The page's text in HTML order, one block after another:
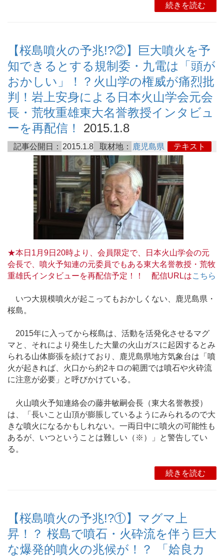
続きを読む
【桜島噴火の予兆!?②】巨大噴火を予
知できるとする規制委・九電は「頭が
おかしい」！？火山学の権威が痛烈批
判！岩上安身による日本火山学会元会
長・荒牧重雄東大名誉教授インタビュ
ーを再配信！
2015.1.8
記事公開日： 2015.1.8 取材地： 鹿児島県 テキスト
★本日1月9日20時より、会員限定で、日本火山学会の元
会長で、噴火予知連の元委員でもある東大名誉教授・荒牧
重雄氏インタビューを再配信予定！！ 配信URLはこちら
いつ大規模噴火が起こってもおかしくない、鹿児島県・
桜島。
2015年に入ってから桜島は、活動を活発化させるマグ
マと、それにより発生した大量の火山ガスに起因するとみ
られる山体膨張を続けており、鹿児島県地方気象台は「噴
火が起きれば、火口から約2キロの範囲では噴石や火砕流
に注意が必要」と呼びかけている。
火山噴火予知連絡会の藤井敏嗣会長（東大名誉教授）
は、「長いこと山頂が膨脹しているようにみられるので大
きな噴火になるかもしれない。一両日中に噴火の可能性も
あるが、いつということは難しい（※）」と警告してい
る。
続きを読む
【桜島噴火の予兆!?①】マグマ上
昇！？ 桜島で噴石・火砕流を伴う巨大
な爆発的噴火の兆候が！？ 「姶良カ